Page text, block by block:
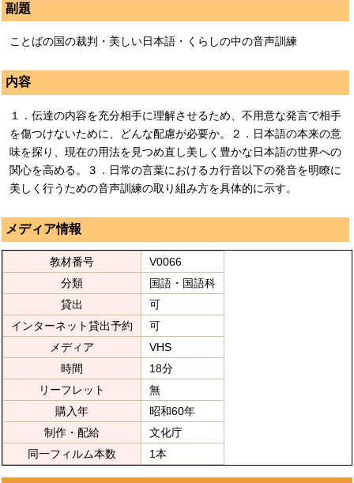
副題
ことばの国の裁判・美しい日本語・くらしの中の音声訓練
内容
１．伝達の内容を充分相手に理解させるため、不用意な発言で相手
を傷つけないために、どんな配慮が必要か。２．日本語の本来の意
味を探り、現在の用法を見つめ直し美しく豊かな日本語の世界への
関心を高める。３．日常の言葉におけるカ行音以下の発音を明瞭に
美しく行うための音声訓練の取り組み方を具体的に示す。
メディア情報
教材番号
V0066
分類
国語・国語科
貸出
可
インターネット貸出予約
可
メディア
VHS
時間
18分
リーフレット
無
購入年
昭和60年
制作・配給
文化庁
同一フィルム本数
1本